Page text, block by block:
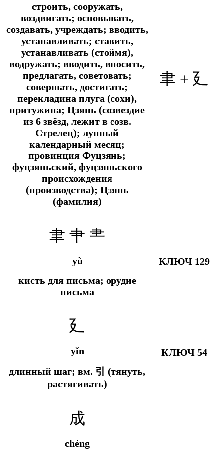
строить, сооружать,
воздвигать; основывать,
создавать, учреждать; вводить,
устанавливать; ставить,
устанавливать (стоймя),
водружать; вводить, вносить,
предлагать, советовать;
совершать, достигать;
перекладина плуга (сохи),
притужина; Цзянь (созвездие
из 6 звёзд, лежит в созв.
Стрелец); лунный
календарный месяц;
провинция Фуцзянь;
фуцзяньский, фуцзяньского
происхождения
(производства); Цзянь
(фамилия)
聿 + 廴
聿 肀 ⺻
yù
кисть для письма; орудие
письма
КЛЮЧ 129
廴
yǐn
длинный шаг; вм. 引 (тянуть,
растягивать)
КЛЮЧ 54
成
chéng